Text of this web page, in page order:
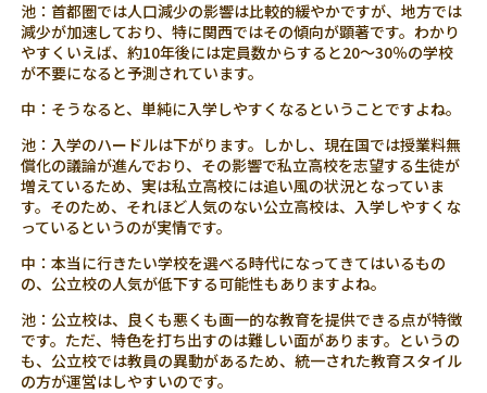
池：首都圏では人口減少の影響は比較的緩やかですが、地方では
減少が加速しており、特に関西ではその傾向が顕著です。わかり
やすくいえば、約10年後には定員数からすると20〜30％の学校
が不要になると予測されています。
中：そうなると、単純に入学しやすくなるということですよね。
池：入学のハードルは下がります。しかし、現在国では授業料無
償化の議論が進んでおり、その影響で私立高校を志望する生徒が
増えているため、実は私立高校には追い風の状況となっていま
す。そのため、それほど人気のない公立高校は、入学しやすくな
っているというのが実情です。
中：本当に行きたい学校を選べる時代になってきてはいるもの
の、公立校の人気が低下する可能性もありますよね。
池：公立校は、良くも悪くも画一的な教育を提供できる点が特徴
です。ただ、特色を打ち出すのは難しい面があります。というの
も、公立校では教員の異動があるため、統一された教育スタイル
の方が運営はしやすいのです。